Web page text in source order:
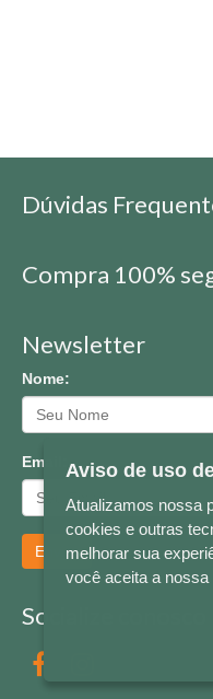
Dúvidas
Compra 100%
Newsletter
Nome:
Email:
Enviar
Socialize conosco
Aviso de uso
Atualizamos nossa
cookies e outras
melhorar sua
você aceita a